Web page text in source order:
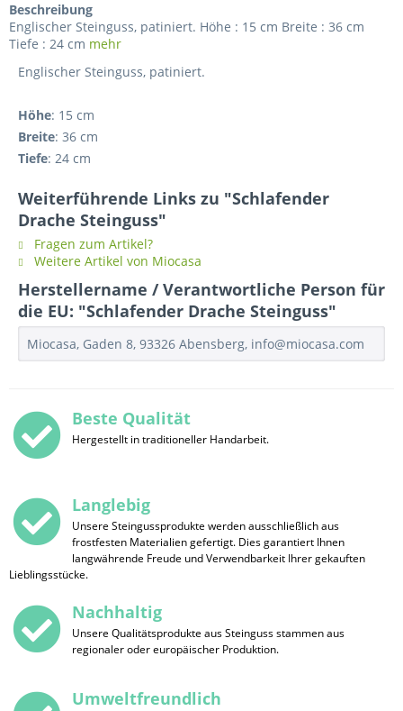
Beschreibung
Englischer Steinguss, patiniert. Höhe : 15 cm Breite : 36 cm
Tiefe : 24 cm mehr
Englischer Steinguss, patiniert.
Höhe: 15 cm
Breite: 36 cm
Tiefe: 24 cm
Weiterführende Links zu "Schlafender
Drache Steinguss"
Fragen zum Artikel?
Weitere Artikel von Miocasa
Herstellername / Verantwortliche Person für
die EU: "Schlafender Drache Steinguss"
Miocasa, Gaden 8, 93326 Abensberg, info@miocasa.com
Beste Qualität
Hergestellt in traditioneller Handarbeit.
Langlebig
Unsere Steingussprodukte werden ausschließlich aus
frostfesten Materialien gefertigt. Dies garantiert Ihnen
langwährende Freude und Verwendbarkeit Ihrer gekauften
Lieblingsstücke.
Nachhaltig
Unsere Qualitätsprodukte aus Steinguss stammen aus
regionaler oder europäischer Produktion.
Umweltfreundlich